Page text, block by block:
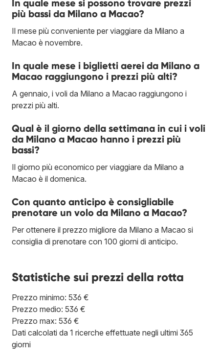
In quale mese si possono trovare prezzi
più bassi da Milano a Macao?
Il mese più conveniente per viaggiare da Milano a
Macao è novembre.
In quale mese i biglietti aerei da Milano a
Macao raggiungono i prezzi più alti?
A gennaio, i voli da Milano a Macao raggiungono i
prezzi più alti.
Qual è il giorno della settimana in cui i voli
da Milano a Macao hanno i prezzi più
bassi?
Il giorno più economico per viaggiare da Milano a
Macao è il domenica.
Con quanto anticipo è consigliabile
prenotare un volo da Milano a Macao?
Per ottenere il prezzo migliore da Milano a Macao si
consiglia di prenotare con 100 giorni di anticipo.
Statistiche sui prezzi della rotta
Prezzo minimo: 536 €
Prezzo medio: 536 €
Prezzo max: 536 €
Dati calcolati da 1 ricerche effettuate negli ultimi 365
giorni